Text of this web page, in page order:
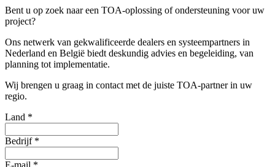
Bent u op zoek naar een TOA-oplossing of ondersteuning voor uw
project?
Ons netwerk van gekwalificeerde dealers en systeempartners in
Nederland en België biedt deskundig advies en begeleiding, van
planning tot implementatie.
Wij brengen u graag in contact met de juiste TOA-partner in uw
regio.
Land *
Bedrijf *